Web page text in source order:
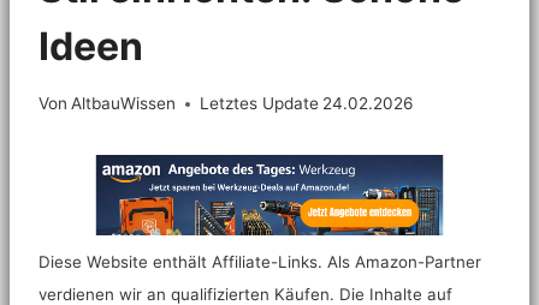
Ideen
Von AltbauWissen Letztes Update 24.02.2026
Diese Website enthält Affiliate-Links. Als Amazon-Partner
verdienen wir an qualifizierten Käufen. Die Inhalte auf